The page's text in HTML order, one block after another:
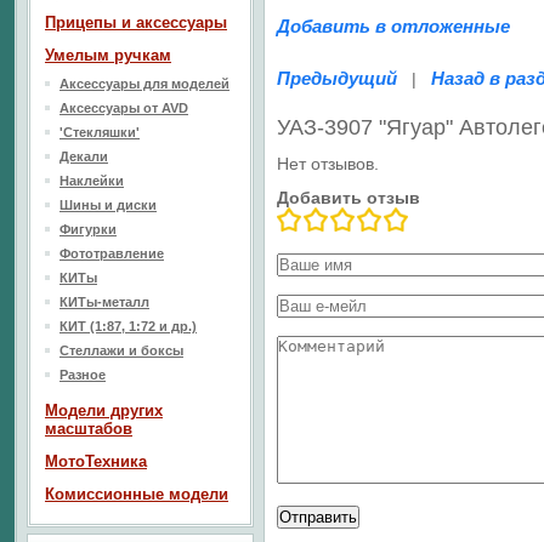
Добавить в отложенные
Предыдущий | Назад в
УАЗ-3907 "Ягуар"
Нет отзывов.
Добавить отзыв
Прицепы и аксессуары
Умелым ручкам
Аксессуары для моделей
Аксессуары от AVD
'Стекляшки'
Декали
Наклейки
Шины и диски
Фигурки
Фототравление
КИТы
КИТы-металл
КИТ (1:87, 1:72 и др.)
Стеллажи и боксы
Разное
Модели других
масштабов
МотоТехника
Комиссионные модели